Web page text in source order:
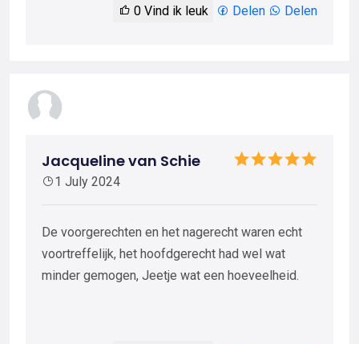
0 Vind ik leuk Delen Delen
Jacqueline van Schie
1 July 2024
De voorgerechten en het nagerecht waren echt
voortreffelijk, het hoofdgerecht had wel wat
minder gemogen, Jeetje wat een hoeveelheid.